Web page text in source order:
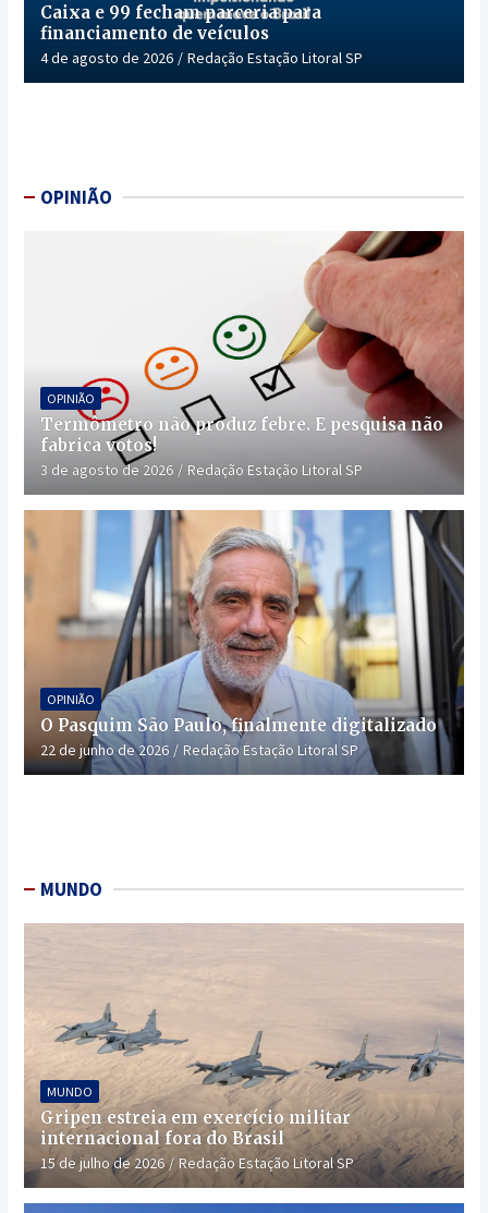
Caixa e 99 fecham parceria para
financiamento de veículos
4 de agosto de 2026 Redação Estação Litoral SP
OPINIÃO
OPINIÃO
Termômetro não produz febre. E pesquisa não
fabrica votos!
3 de agosto de 2026 Redação Estação Litoral SP
OPINIÃO
O Pasquim São Paulo, finalmente digitalizado
22 de junho de 2026 Redação Estação Litoral SP
MUNDO
MUNDO
Gripen estreia em exercício militar
internacional fora do Brasil
15 de julho de 2026 Redação Estação Litoral SP